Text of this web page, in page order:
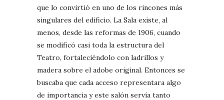
que lo convirtió en uno de los rincones más
singulares del edificio. La Sala existe, al
menos, desde las reformas de 1906, cuando
se modificó casi toda la estructura del
Teatro, fortaleciéndolo con ladrillos y
madera sobre el adobe original. Entonces se
buscaba que cada acceso representara algo
de importancia y este salón servía tanto